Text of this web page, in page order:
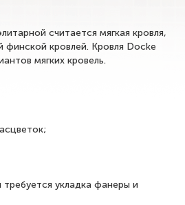
считается мягкая кровля,
кровлей. Кровля Docke
мягких кровель.
требуется укладка фанеры и